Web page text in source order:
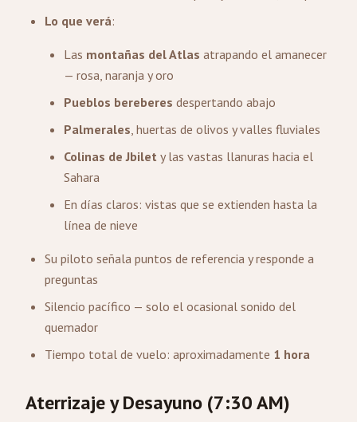
Lo que verá:
Las montañas del Atlas atrapando el amanecer
— rosa, naranja y oro
Pueblos bereberes despertando abajo
Palmerales, huertas de olivos y valles fluviales
Colinas de Jbilet y las vastas llanuras hacia el
Sahara
En días claros: vistas que se extienden hasta la
línea de nieve
Su piloto señala puntos de referencia y responde a
preguntas
Silencio pacífico — solo el ocasional sonido del
quemador
Tiempo total de vuelo: aproximadamente 1 hora
Aterrizaje y Desayuno (7:30 AM)